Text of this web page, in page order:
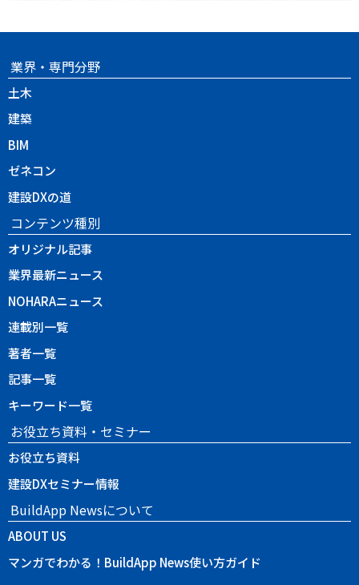
業界・専門分野
土木
建築
BIM
ゼネコン
建設DXの道
コンテンツ種別
オリジナル記事
業界最新ニュース
NOHARAニュース
連載別一覧
著者一覧
記事一覧
キーワード一覧
お役立ち資料・セミナー
お役立ち資料
建設DXセミナー情報
BuildApp Newsについて
ABOUT US
マンガでわかる！BuildApp News使い方ガイド